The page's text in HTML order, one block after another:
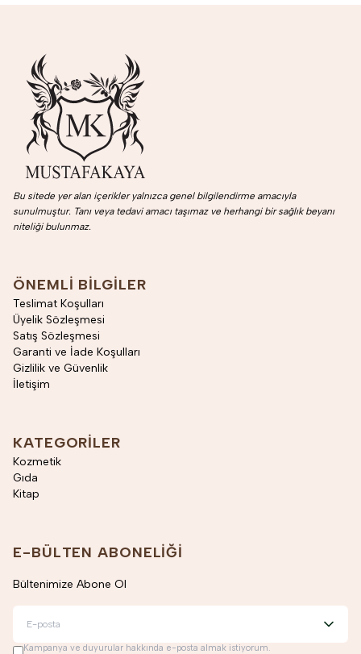
Bu sitede yer alan içerikler yalnızca genel bilgilendirme amacıyla
sunulmuştur. Tanı veya tedavi amacı taşımaz ve herhangi bir sağlık beyanı
niteliği bulunmaz.
ÖNEMLI BILGILER
Teslimat Koşulları
Üyelik Sözleşmesi
Satış Sözleşmesi
Garanti ve İade Koşulları
Gizlilik ve Güvenlik
İletişim
KATEGORILER
Kozmetik
Gıda
Kitap
E-BÜLTEN ABONELIĞI
Bültenimize Abone Ol
Kampanya ve duyurular hakkında e-posta almak istiyorum.